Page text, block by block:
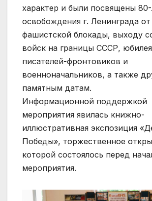
характер и были посвящены
освобождения г. Ленинграда
фашистской блокады, выходу
войск на границы СССР,
писателей-фронтовиков и
военноначальников, а также
памятным датам.
Информационной поддержкой
мероприятия явилась книжно-
иллюстративная экспозиция
Победы», торжественное
которой состоялось перед
мероприятия.